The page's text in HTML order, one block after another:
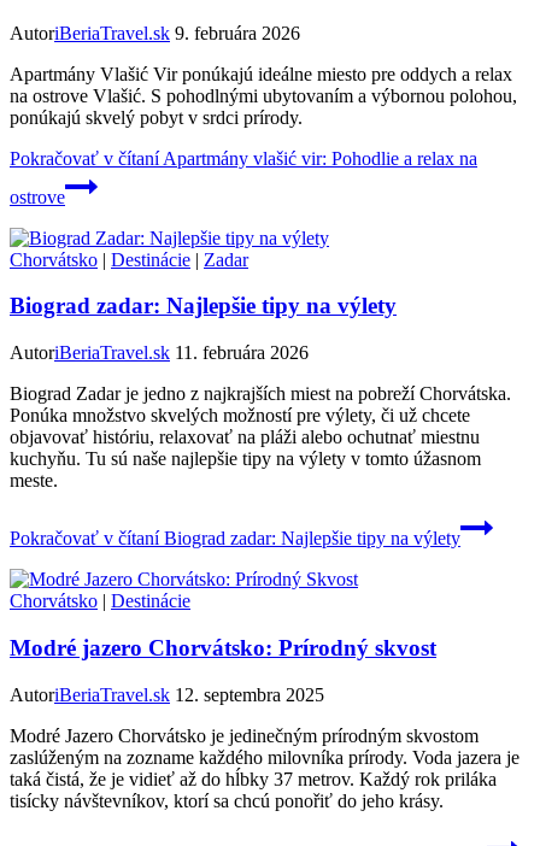
AutoriBeriaTravel.sk 9. februára 2026
Apartmány Vlašić Vir ponúkajú ideálne miesto pre oddych a relax
na ostrove Vlašić. S pohodlnými ubytovaním a výbornou polohou,
ponúkajú skvelý pobyt v srdci prírody.
Pokračovať v čítaníApartmány vlašić vir: Pohodlie a relax na
ostrove
Chorvátsko | Destinácie | Zadar
Biograd zadar: Najlepšie tipy na výlety
AutoriBeriaTravel.sk 11. februára 2026
Biograd Zadar je jedno z najkrajších miest na pobreží Chorvátska.
Ponúka množstvo skvelých možností pre výlety, či už chcete
objavovať históriu, relaxovať na pláži alebo ochutnať miestnu
kuchyňu. Tu sú naše najlepšie tipy na výlety v tomto úžasnom
meste.
Pokračovať v čítaníBiograd zadar: Najlepšie tipy na výlety
Chorvátsko | Destinácie
Modré jazero Chorvátsko: Prírodný skvost
AutoriBeriaTravel.sk 12. septembra 2025
Modré Jazero Chorvátsko je jedinečným prírodným skvostom
zaslúženým na zozname každého milovníka prírody. Voda jazera je
taká čistá, že je vidieť až do hĺbky 37 metrov. Každý rok priláka
tisícky návštevníkov, ktorí sa chcú ponořiť do jeho krásy.